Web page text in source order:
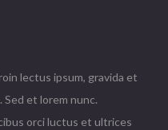
lectus ipsum, gravida et
et lorem nunc.
orci luctus et ultrices